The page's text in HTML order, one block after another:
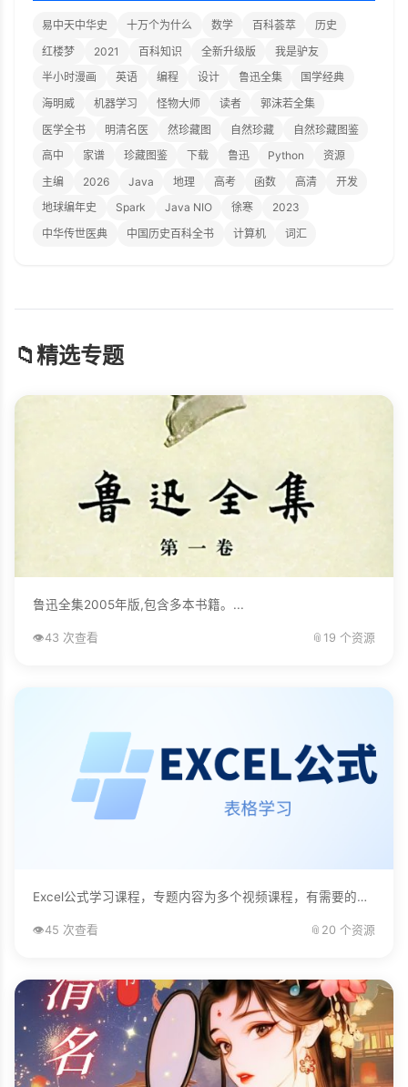
易中天中华史 十万个为什么 数学 百科荟萃
历史
红楼梦
2021 百科知识 全新升级版
我是驴友
半小时漫画
英语 编程 设计 鲁迅全集
国学经典
海明威
机器学习 怪物大师 读者
郭沫若全集
医学全书
明清名医 然珍藏图 自然珍藏
自然珍藏图鉴
高中
家谱 珍藏图鉴 下载 鲁迅 Python
资源
主编
2026 Java 地理 高考 函数 高清
开发
地球编年史
Spark Java NIO 徐寒
2023
中华传世医典
中国历史百科全书 计算机 词汇
📁精选专题
鲁迅全集2005年版,包含多本书籍。...
👁️43 次查看 📎 19 个资源
Excel公式学习课程，专题内容为多个视频课程，有需要的自己下载学习。...
👁️45 次查看 📎 20 个资源